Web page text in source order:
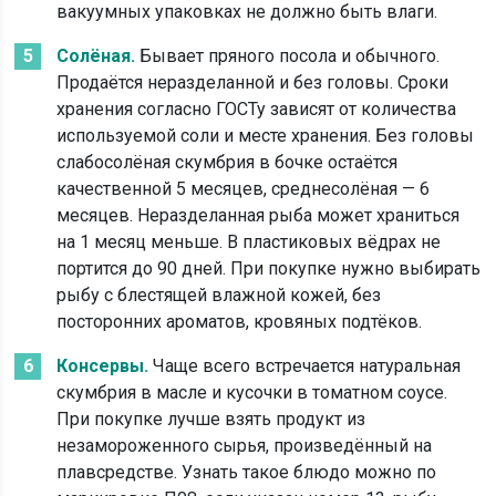
вакуумных упаковках не должно быть влаги.
Солёная. Бывает пряного посола и обычного.
Продаётся неразделанной и без головы. Сроки
хранения согласно ГОСТу зависят от количества
используемой соли и месте хранения. Без головы
слабосолёная скумбрия в бочке остаётся
качественной 5 месяцев, среднесолёная — 6
месяцев. Неразделанная рыба может храниться
на 1 месяц меньше. В пластиковых вёдрах не
портится до 90 дней. При покупке нужно выбирать
рыбу с блестящей влажной кожей, без
посторонних ароматов, кровяных подтёков.
Консервы. Чаще всего встречается натуральная
скумбрия в масле и кусочки в томатном соусе.
При покупке лучше взять продукт из
незамороженного сырья, произведённый на
плавсредстве. Узнать такое блюдо можно по